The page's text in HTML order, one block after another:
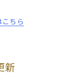
ちら
新